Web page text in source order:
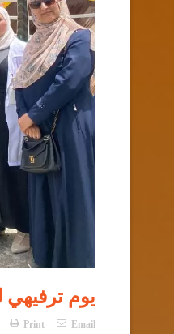
يوم ترفيهي
Print Email